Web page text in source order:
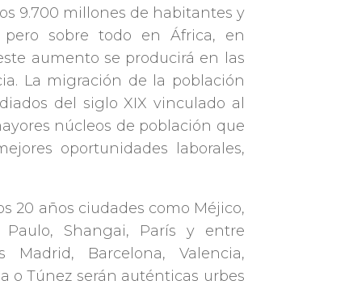
9.700 millones de habitantes y
sobre todo en África, en
aumento se producirá en las
La migración de la población
del siglo XIX vinculado al
núcleos de población que
oportunidades laborales,
20 años ciudades como Méjico,
Paulo, Shangai, París y entre
Madrid, Barcelona, Valencia,
o Túnez serán auténticas urbes